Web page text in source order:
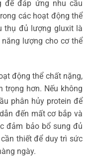
để đáp ứng nhu cầu
các hoạt động thể
thụ đủ lượng gluxit là
lượng cho cơ thể
động thể chất nặng,
trọng hơn. Nếu không
phân hủy protein để
đến mất cơ bắp và
đảm bảo bổ sung đủ
thiết để duy trì sức
ngày.